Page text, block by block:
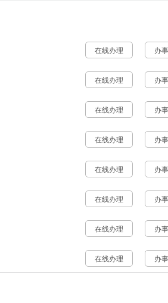
在线办理 办
在线办理 办
在线办理 办
在线办理 办
在线办理 办
在线办理 办
在线办理 办
在线办理 办